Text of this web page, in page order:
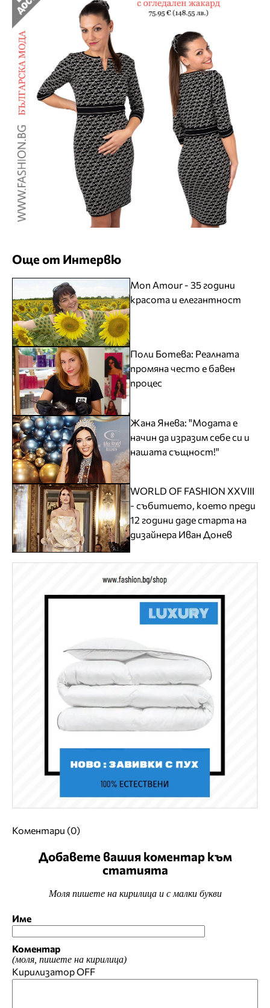
Още от Интервю
Mon Amour - 35 години
красота и елегантност
Поли Ботева: Реалната
промяна често е бавен
процес
Жана Янева: "Модата е
начин да изразим себе си и
нашата същност!"
WORLD OF FASHION XXVIII
- събитието, което преди
12 години даде старта на
дизайнера Иван Донев
Коментари (0)
Добавете вашия коментар към
статията
Моля пишете на кирилица и с малки букви
Име
Коментар
(моля, пишете на кирилица)
КирилизаторOFF